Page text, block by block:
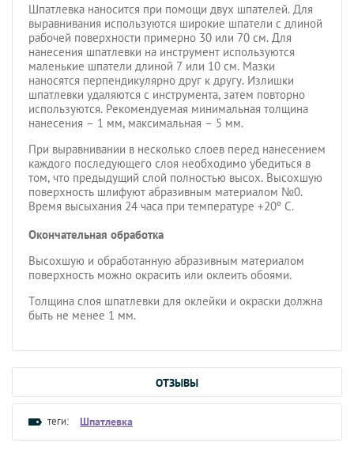
Шпатлевка наносится при помощи двух шпателей. Для
выравнивания используются широкие шпатели с длиной
рабочей поверхности примерно 30 или 70 см. Для
нанесения шпатлевки на инструмент используются
маленькие шпатели длиной 7 или 10 см. Мазки
наносятся перпендикулярно друг к другу. Излишки
шпатлевки удаляются с инструмента, затем повторно
используются. Рекомендуемая минимальная толщина
нанесения – 1 мм, максимальная – 5 мм.
При выравнивании в несколько слоев перед нанесением
каждого последующего слоя необходимо убедиться в
том, что предыдущий слой полностью высох. Высохшую
поверхность шлифуют абразивным материалом №0.
Время высыхания 24 часа при температуре +20º С.
Окончательная обработка
Высохшую и обработанную абразивным материалом
поверхность можно окрасить или оклеить обоями.
Толщина слоя шпатлевки для оклейки и окраски должна
быть не менее 1 мм.
ОТЗЫВЫ
теги: Шпатлевка